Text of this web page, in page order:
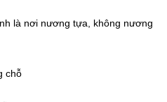
là nơi nương tựa, không nương
chỗ